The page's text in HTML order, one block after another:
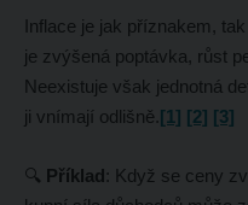
Inflace je jak příznakem,
je zvýšená poptávka, růst
Neexistuje však jednotná
ji vnímají odlišně.[1] [2] [3]
🔍 Příklad: Když se ceny